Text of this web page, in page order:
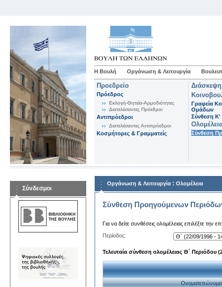
Η Βουλή Οργάνωση & Λειτουργία
Προεδρείο
Πρόεδρος
Εκλογή-Θητεία-Αρμοδιότητες
Διατελέσαντες Πρόεδροι
Αντιπρόεδροι
Διατελέσαντες Αντιπρόεδροι
Κοσμήτορες & Γραμματείς
Γραφεία
Ομάδων
Σύνθεση K'
Σύνθεση
Σύνδεσμοι
Οργάνωση & Λειτουργία : Ολομέλεια
Σύνθεση Προηγούμενων
Για να δείτε συνθέσεις ολομέλειας επιλέξτε την
Περίοδος:
Τελευταία σύνθεση ολομέλειας Θ΄ Περιόδου
Ονοματεπώνυμο